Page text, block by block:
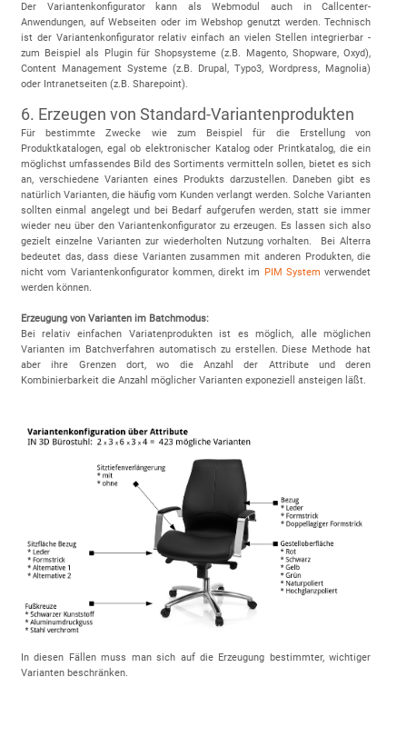
Der Variantenkonfigurator kann als Webmodul auch in Callcenter-
Anwendungen, auf Webseiten oder im Webshop genutzt werden. Technisch
ist der Variantenkonfigurator relativ einfach an vielen Stellen integrierbar -
zum Beispiel als Plugin für Shopsysteme (z.B. Magento, Shopware, Oxyd),
Content Management Systeme (z.B. Drupal, Typo3, Wordpress, Magnolia)
oder Intranetseiten (z.B. Sharepoint).
6. Erzeugen von Standard-Variantenprodukten
Für bestimmte Zwecke wie zum Beispiel für die Erstellung von
Produktkatalogen, egal ob elektronischer Katalog oder Printkatalog, die ein
möglichst umfassendes Bild des Sortiments vermitteln sollen, bietet es sich
an, verschiedene Varianten eines Produkts darzustellen. Daneben gibt es
natürlich Varianten, die häufig vom Kunden verlangt werden. Solche Varianten
sollten einmal angelegt und bei Bedarf aufgerufen werden, statt sie immer
wieder neu über den Variantenkonfigurator zu erzeugen. Es lassen sich also
gezielt einzelne Varianten zur wiederholten Nutzung vorhalten. Bei Alterra
bedeutet das, dass diese Varianten zusammen mit anderen Produkten, die
nicht vom Variantenkonfigurator kommen, direkt im PIM System verwendet
werden können.
Erzeugung von Varianten im Batchmodus:
Bei relativ einfachen Variatenprodukten ist es möglich, alle möglichen
Varianten im Batchverfahren automatisch zu erstellen. Diese Methode hat
aber ihre Grenzen dort, wo die Anzahl der Attribute und deren
Kombinierbarkeit die Anzahl möglicher Varianten exponeziell ansteigen läßt.
In diesen Fällen muss man sich auf die Erzeugung bestimmter, wichtiger
Varianten beschränken.